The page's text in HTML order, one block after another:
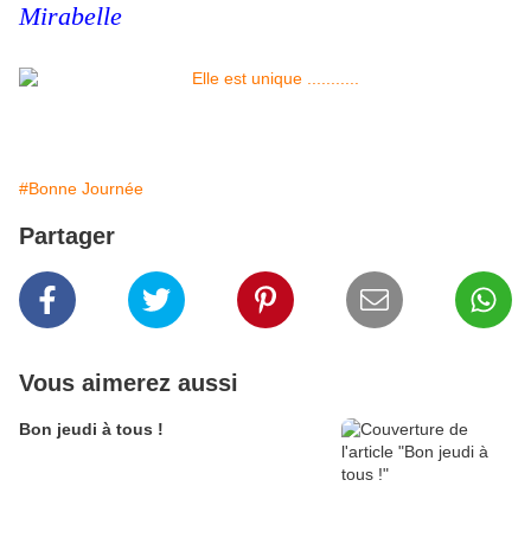
Mirabelle
#Bonne Journée
Partager
Vous aimerez aussi
Bon jeudi à tous !